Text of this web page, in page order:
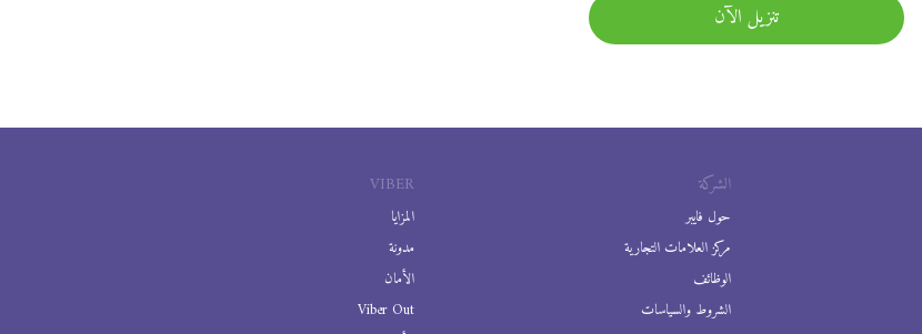
تنزيل الآن
VIBER
المزايا
مدونة
الأمان
Viber Out
الشركة
حول فايبر
مركز العلامات التجارية
الوظائف
الشروط والسياسات